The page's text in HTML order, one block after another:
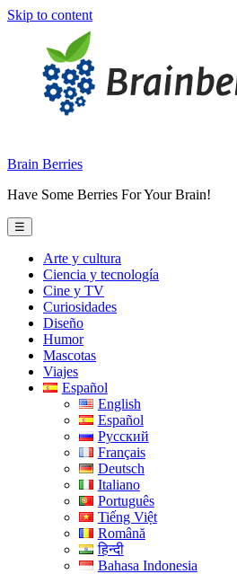
Skip to content
Brain Berries
Have Some Berries For Your Brain!
☰
Arte y cultura
Ciencia y tecnología
Cine y TV
Curiosidades
Diseño
Humor
Mascotas
Viajes
Español
English
Español
Русский
Français
Deutsch
Italiano
Português
Tiếng Việt
Română
हिन्दी
Bahasa Indonesia